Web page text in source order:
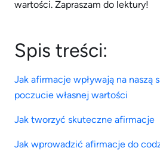
wartości. Zapraszam do lektury!
Spis treści:
Jak afirmacje wpływają na naszą
poczucie własnej wartości
Jak tworzyć skuteczne afirmacje
Jak wprowadzić afirmacje do